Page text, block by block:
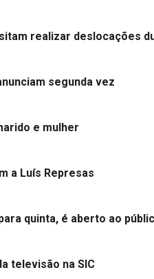
realizar deslocações
segunda vez
e mulher
a Luís Represas
quinta, é aberto ao
televisão na SIC